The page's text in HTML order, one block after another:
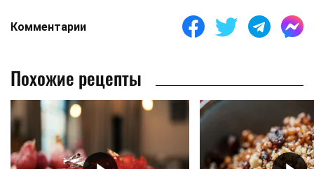
Комментарии
Похожие рецепты